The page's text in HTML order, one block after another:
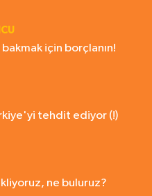
için borçlanın!
tehdit ediyor (!)
ne buluruz?